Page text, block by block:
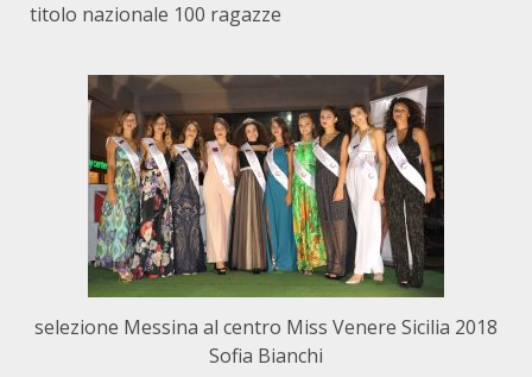
titolo nazionale 100 ragazze
selezione Messina al centro Miss Venere Sicilia 2018
Sofia Bianchi